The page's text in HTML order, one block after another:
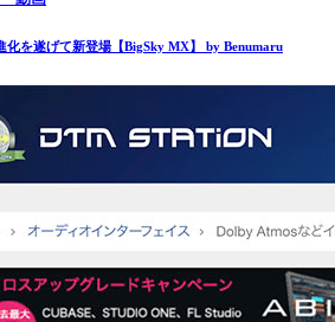
化を遂げて新登場【BigSky MX】 by Benumaru